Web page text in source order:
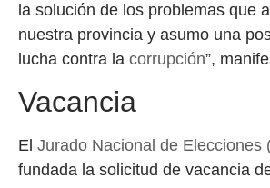
la solución de los problemas que
nuestra provincia y asumo una
lucha contra la corrupción”,
Vacancia
El Jurado Nacional de Elecciones
fundada la solicitud de vacancia